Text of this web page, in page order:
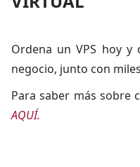
Ordena un VPS hoy
negocio, junto con
Para saber más sobre
AQUÍ.